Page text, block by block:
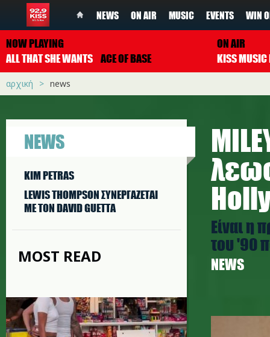
NEWS ON AIR MUSIC EVENTS WIN
NOW PLAYING
ALL THAT SHE WANTS ACE OF BASE
ON AIR
αρχική news
NEWS
KIM PETRAS
LEWIS THOMPSON ΣΥΝΕΡΓAΖΕΤΑΙ
ΜΕ ΤΟΝ DAVID GUETTA
MOST READ
Είναι η
του '90
NEWS